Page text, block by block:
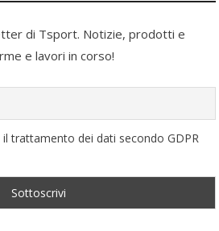
di Tsport. Notizie, prodotti e
e lavori in corso!
trattamento dei dati secondo GDPR